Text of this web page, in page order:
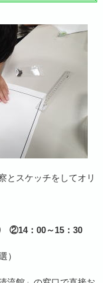
とスケッチをしてオリ
：00～15：30
）